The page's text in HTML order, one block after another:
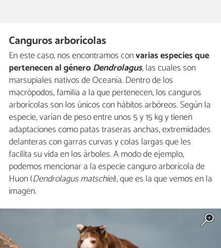
Canguros arborícolas
En este caso, nos encontramos convarias especies que
pertenecen al géneroDendrolagus, las cuales son
marsupiales nativos de Oceanía. Dentro de los
macrópodos, familia a la que pertenecen, los canguros
arborícolas son los únicos con hábitos arbóreos. Según la
especie, varían de peso entre unos 5 y 15 kg y tienen
adaptaciones como patas traseras anchas, extremidades
delanteras con garras curvas y colas largas que les
facilita su vida en los árboles. A modo de ejemplo,
podemos mencionar a la especie canguro arborícola de
Huon (Dendrolagus matschiei), que es la que vemos en la
imagen.